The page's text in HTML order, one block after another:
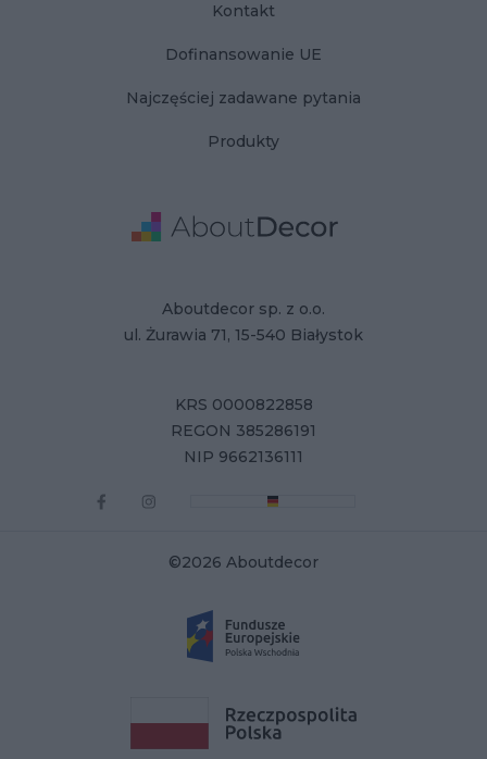
Kontakt
Dofinansowanie UE
Najczęściej zadawane pytania
Produkty
Adres
Aboutdecor sp. z o.o.
ul. Żurawia 71, 15-540 Białystok
Dane Firmy
KRS 0000822858
REGON 385286191
NIP 9662136111
©2026 Aboutdecor